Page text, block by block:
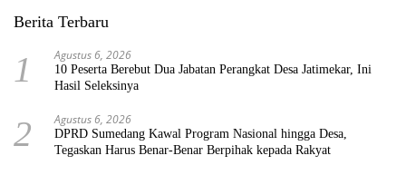
Berita Terbaru
1 Agustus 6, 2026
10 Peserta Berebut Dua Jabatan Perangkat Desa Jatimekar, Ini
Hasil Seleksinya
2 Agustus 6, 2026
DPRD Sumedang Kawal Program Nasional hingga Desa,
Tegaskan Harus Benar-Benar Berpihak kepada Rakyat